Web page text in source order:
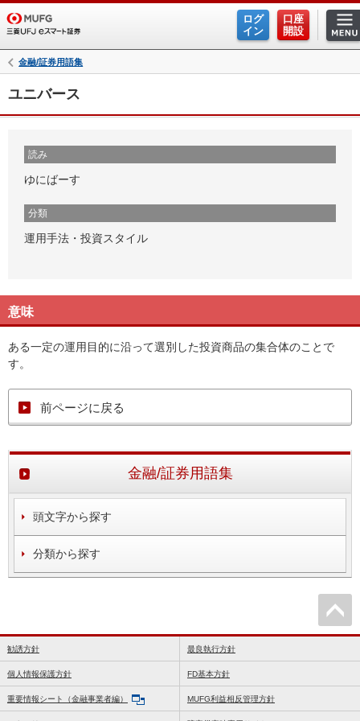
ログ
イン
口座
開設
金融/証券用語集
ユニバース
読み
ゆにばーす
分類
運用手法・投資スタイル
意味
ある一定の運用目的に沿って選別した投資商品の集合体のことで
す。
前ページに戻る
金融/証券用語集
頭文字から探す
分類から探す
勧誘方針 最良執行方針
個人情報保護方針 FD基本方針
重要情報シート（金融事業者編） MUFG利益相反管理方針